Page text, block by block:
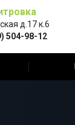
д.17 к.6
504-98-12